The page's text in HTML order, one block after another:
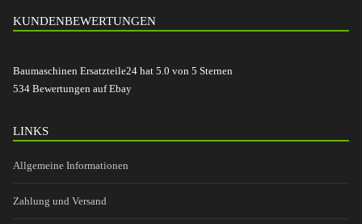
KUNDENBEWERTUNGEN
Baumaschinen Ersatzteile24 hat 5.0 von 5 Sternen
534 Bewertungen auf Ebay
LINKS
Allgemeine Informationen
Zahlung und Versand